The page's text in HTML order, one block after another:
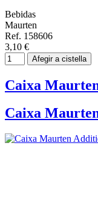
Bebidas
Maurten
Ref. 158606
3,10 €
Afegir a cistella
Caixa
Caixa